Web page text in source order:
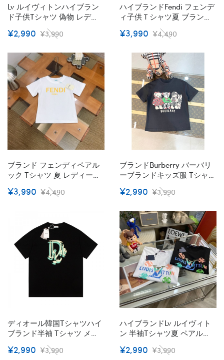
Lv ルイヴィトンハイブラン
ド子供tシャツ 偽物 レディ
ースメンズ ブランドペア揃
いtシャツ 上着 カジュアル
Tシャツ 激安パロディ
¥2,990 ¥3,990
ハイブランドFendi フェンデ
ィ子供Ｔシャツ夏 ブランド
親子tシャツ オーバーサイズ
ハイブランド半袖tシャツ 男
ペアカップル 90¬160CM
S¬3XL
¥3,990 ¥4,490
ブランド フェンディペアル
ック Tシャツ 夏 レディース
Fendi半袖Ｔシャツ 可愛い お
揃いtシャツ メンズ Ｔシャ
袖 綿 シンプル 90¬160cm
S¬3XL
¥3,990 ¥4,490
ブランドBurberry バーバリ
ーブランドキッズ服 Tシャツ
オーバーサイズ ブランドペ
ア揃いtシャツ 上着 カジュ
ツ 90¬160cm S¬3XL 男女兼
用tシャツ
¥2,990 ¥3,990
ディオール韓国tシャツハイ
ブランド半袖 Tシャツ メン
ズ 綿100%で型崩れしにくく
よれにくいブランドDior キ
¥2,990 ¥3,990
ハイブランドLv ルイヴィト
ン 半袖tシャツ夏 ペアルッ
クtシャツ ブランドかわいい
ブランド親子服 コピー 激安
¥2,990 ¥3,990